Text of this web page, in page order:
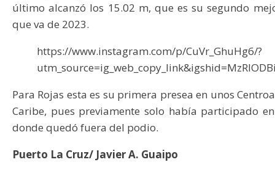
último alcanzó los 15.02 m, que es su segundo
que va de 2023.
https://www.instagram.com/p/CuVr_GhuHg6/?
Para Rojas esta es su primera presea en unos
Caribe, pues previamente solo había participado
donde quedó fuera del podio.
Puerto La Cruz/ Javier A. Guaipo